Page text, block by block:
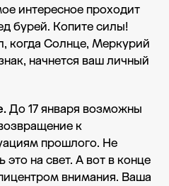
интересное проходит
бурей. Копите силы!
когда Солнце, Меркурий
начнется ваш личный
До 17 января возможны
к
прошлого. Не
это на свет. А вот в конце
внимания. Ваша